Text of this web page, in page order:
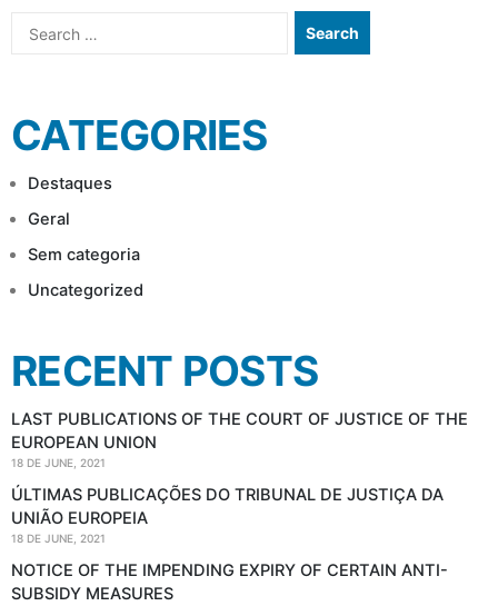
Search
CATEGORIES
Destaques
Geral
Sem categoria
Uncategorized
RECENT POSTS
LAST PUBLICATIONS OF THE COURT OF JUSTICE OF THE
EUROPEAN UNION
18 DE JUNE, 2021
ÚLTIMAS PUBLICAÇÕES DO TRIBUNAL DE JUSTIÇA DA
UNIÃO EUROPEIA
18 DE JUNE, 2021
NOTICE OF THE IMPENDING EXPIRY OF CERTAIN ANTI-
SUBSIDY MEASURES